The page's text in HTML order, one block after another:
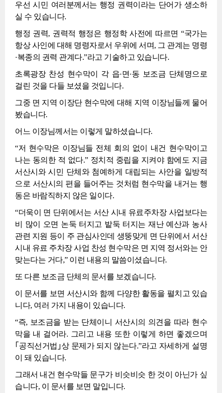
우선 시민 여러분께서는 행정 권력이라는 단어가 생소하
실 수 있습니다.
행정 권력, 권력적 행정은 행정학 사전에 따르면 “국가는
항상 사인에 대해 명령자로서 우위에 서며, 그 관계는 명령
·복종의 권력 관계다.”라고 기술하고 있습니다.
초록광장 찬성 현수막이 각 읍·면·동 보조금 단체명으로
걸린 것을 다들 보셨을 것입니다.
그중 면 지역 이장단 현수막에 대해 지역 이장님들께 물어
봤습니다.
어느 이장님께서는 이렇게 말하셨습니다.
“저 현수막은 이장님들 전체 회의 없이 내건 현수막이고
나는 동의한 적 없다.” 정치적 중립을 지켜야 함에도 지금
서산시와 시민 단체와 첨예하게 대립되는 사안을 일방적
으로 서산시의 편을 들어주는 것처럼 현수막을 내거는 행
동은 바람직하지 않은 일이다.
“더욱이 면 단위에서는 서산 시내 유료주차장 사업보다는
비 많이 오면 논둑 터지고 밭둑 터지는 재난 예산과 농사
관련 지원 등이 주 관심사인데 생뚱맞게 면 단위에서 서산
시내 유료 주차장 사업 찬성 현수막은 면 지역 정서와는 안
맞는다는 거다,” 이런 내용의 말씀이셨습니다.
또 다른 보조금 단체의 문서를 보겠습니다.
이 문서를 보면 서산시와 함께 다양한 활동을 펼치고 있습
니다, 여러 가지 내용이 있습니다.
“즉, 보조금을 받는 단체이니 서산시의 의견을 따라 현수
막을 내 걸어라. 그리고 내용 또한 이렇게 하면 좋겠으며
｢공직선거법｣상 문제가 되지 않는다.”라고 자세하게 설명
이 돼 있습니다.
그래서 내건 현수막들 문구가 비슷비슷 한 것이 아닌가 싶
습니다, 이 문서를 보면 말입니다.